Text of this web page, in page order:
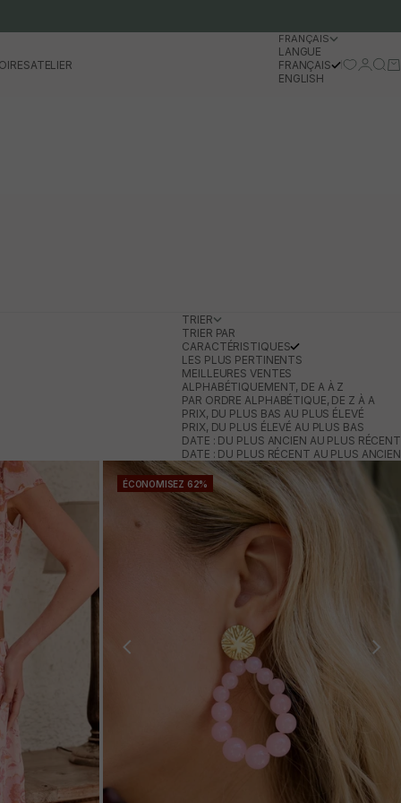
ATELIER
FRANÇAIS
LANGUE
FRANÇAIS
ENGLISH
Se
TRIER
TRIER PAR
CARACTÉRISTIQUES
LES PLUS PERTINENTS
MEILLEURES VENTES
ALPHABÉTIQUEMENT, DE A À Z
PAR ORDRE ALPHABÉTIQUE, DE Z À A
PRIX, DU PLUS BAS AU PLUS ÉLEVÉ
PRIX, DU PLUS ÉLEVÉ AU PLUS BAS
DATE : DU PLUS ANCIEN AU PLUS RÉCENT
DATE : DU PLUS RÉCENT AU PLUS ANCIEN
ÉCONOMISEZ 62%